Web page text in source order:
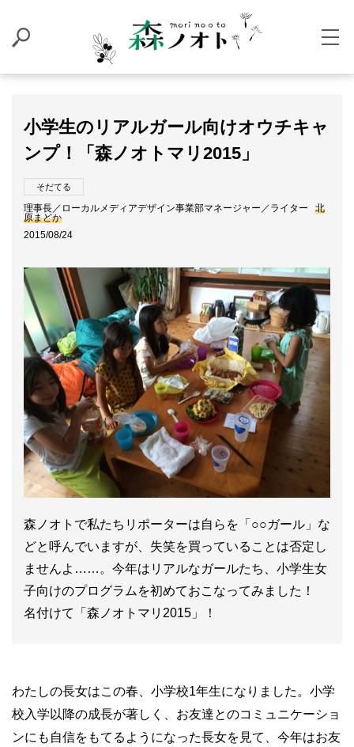
小学生のリアルガール向けオウチキャ
ンプ！「森ノオトマリ2015」
そだてる
理事長／ローカルメディアデザイン事業部マネージャー／ライター
北
原まどか
2015/08/24
森ノオトで私たちリポーターは自らを「○○ガール」な
どと呼んでいますが、失笑を買っていることは否定し
ませんよ……。今年はリアルなガールたち、小学生女
子向けのプログラムを初めておこなってみました！
名付けて「森ノオトマリ2015」！
わたしの長女はこの春、小学校1年生になりました。小学
校入学以降の成長が著しく、お友達とのコミュニケーショ
ンにも自信をもてるようになった長女を見て、今年はお友